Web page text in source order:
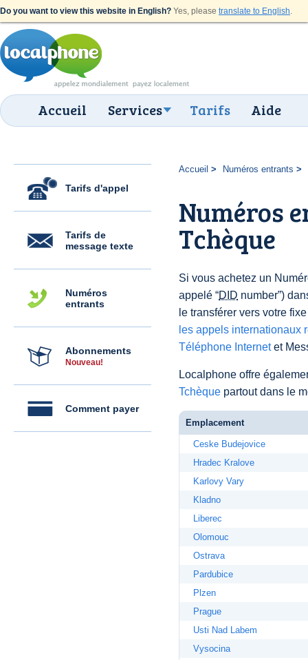
Do you want to view this website in English? Yes, please translate to English.
Accueil Services Tarifs Aide
Tarifs d'appel
Tarifs de
message texte
Numéros
entrants
Abonnements
Nouveau!
Comment payer
Accueil Numéros entrants
Numéros
Tchèque
Si vous achetez un
appelé “DID number”)
le transférer vers votre
les appels internationaux
Téléphone Internetet
Localphone offre
Tchèque partout dans le
Emplacement
Ceske Budejovice
Hradec Kralove
Karlovy Vary
Kladno
Liberec
Olomouc
Ostrava
Pardubice
Plzen
Prague
Usti Nad Labem
Vysocina